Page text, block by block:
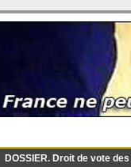
DOSSIER. Droit de vote